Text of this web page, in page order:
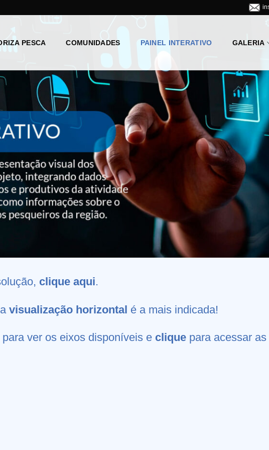
PESCA COMUNIDADES PAINEL INTERATIVO GALERIA
clique aqui.
visualização horizontal é a mais indicada!
ver os eixos disponíveis e clique para acessar